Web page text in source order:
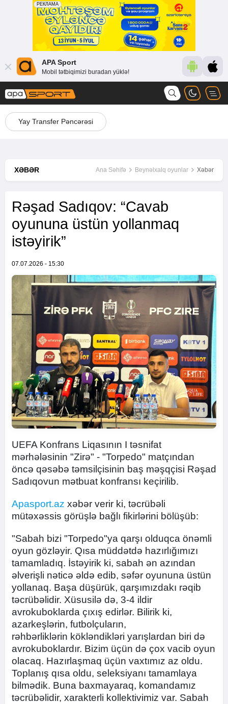
APA Sport
Mobil tətbiqimizi buradan yüklə!
Yay Transfer Pəncərəsi
XƏBƏR Ana Səhifə Beynəlxalq oyunlar Xəbər
Rəşad Sadıqov: “Cavab
oyununa üstün yollanmaq
istəyirik”
07.07.2026 - 15:30
UEFA Konfrans Liqasının I təsnifat
mərhələsinin "Zirə" - "Torpedo" matçından
öncə qəsəbə təmsilçisinin baş məşqçisi Rəşad
Sadıqovun mətbuat konfransı keçirilib.
Apasport.az xəbər verir ki, təcrübəli
mütəxəssis görüşlə bağlı fikirlərini bölüşüb:
"Sabah bizi "Torpedo"ya qarşı olduqca önəmli
oyun gözləyir. Qısa müddətdə hazırlığımızı
tamamladıq. İstəyirik ki, sabah ən azından
əlverişli nəticə əldə edib, səfər oyununa üstün
yollanaq. Başa düşürük, qarşımızdakı rəqib
təcrübəlidir. Xüsusilə də, 3-4 ildir
avrokuboklarda çıxış edirlər. Bilirik ki,
azarkeşlərin, futbolçuların,
rəhbərliklərin kökləndikləri yarışlardan biri də
avrokuboklardır. Bizim üçün də çox vacib oyun
olacaq. Hazırlaşmaq üçün vaxtımız az oldu.
Toplanış qısa oldu, seleksiyanı tamamlaya
bilmədik. Buna baxmayaraq, komandamız
təcrübəlidir, xarakterli kollektivimiz var. Sabah